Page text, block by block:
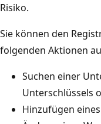
Risiko.
Sie können den
folgenden Aktionen
Suchen einer
Unterschlüssels
Hinzufügen